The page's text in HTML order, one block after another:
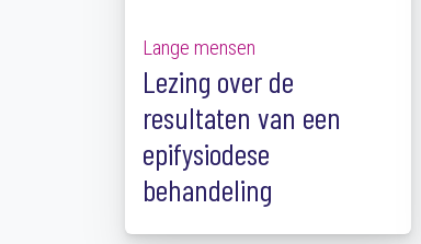
Lange mensen
Lezing over de
resultaten van een
epifysiodese
behandeling